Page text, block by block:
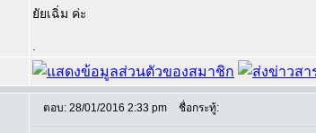
ยัยเฉิ่ม ค่ะ
ตอบ: 28/01/2016 2:33 pm ชื่อกระทู้: